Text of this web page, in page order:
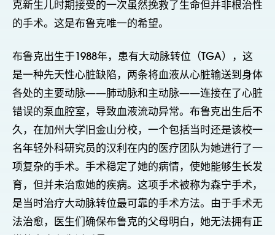
克新生儿时期接受的一次虽然挽救了生命但并非根治性
的手术。这是布鲁克唯一的希望。
布鲁克出生于1988年，患有大动脉转位（TGA），这
是一种先天性心脏缺陷，两条将血液从心脏输送到身体
各处的主要动脉——肺动脉和主动脉——连接在了心脏
错误的泵血腔室，导致血液流动异常。布鲁克出生后不
久，在加州大学旧金山分校，一个包括当时还是该校一
名年轻外科研究员的汉利在内的医疗团队为她进行了一
项复杂的手术。手术稳定了她的病情，使她能够生长发
育，但并未治愈她的疾病。这项手术被称为森宁手术，
是当时治疗大动脉转位最可靠的手术方法。由于手术无
法治愈，医生们确保布鲁克的父母明白，她无法拥有正